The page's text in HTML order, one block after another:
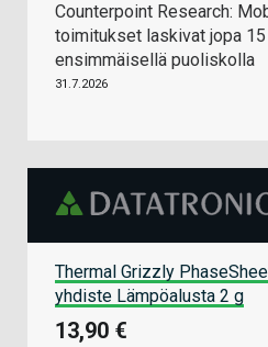
Counterpoint Research:
toimitukset laskivat jopa 15
ensimmäisellä puoliskolla
31.7.2026
Thermal Grizzly
yhdiste Lämpöalusta 2 g
13,90 €